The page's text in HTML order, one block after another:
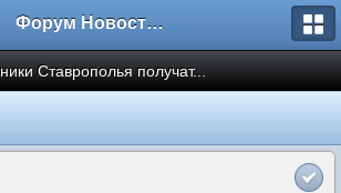
Форум Новостройки
Ставрополья получат...